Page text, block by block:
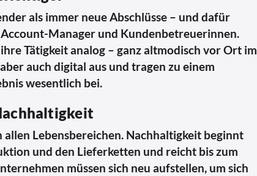
als immer neue Abschlüsse – und dafür
Manager und Kundenbetreuerinnen.
Tätigkeit analog – ganz altmodisch vor Ort im
auch digital aus und tragen zu einem
wesentlich bei.
Lebensbereichen. Nachhaltigkeit beginnt
und den Lieferketten und reicht bis zum
müssen sich neu aufstellen, um sich